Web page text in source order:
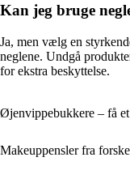
Kan jeg bruge
Ja, men vælg en
neglene. Undgå
for ekstra beskyttelse.
Øjenvippebukkere – få
Makeuppensler fra